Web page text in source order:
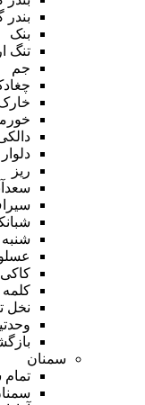
بندر
بنک
تنگ
جم
دلوار
ریز
شنبه
کاکی
کلمه
نخل
سمنان
تمام